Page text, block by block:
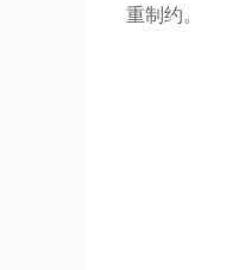
重制约。